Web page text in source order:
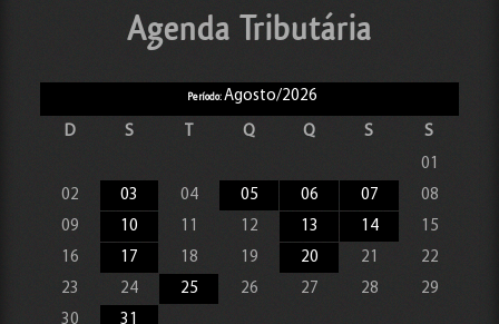
Agenda Tributária
Período: Agosto/2026
D S T Q Q S
S
01
02
03 04 05 06 07
08
09
10 11 12 13 14
15
16
17 18 19 20 21
22
23
24 25 26 27 28
29
30
31